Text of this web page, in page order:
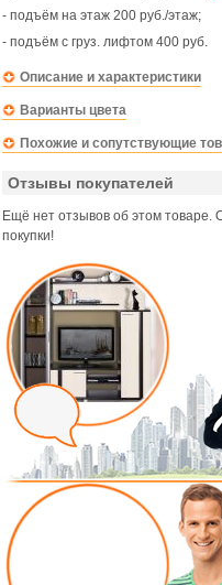
- подъём на этаж 200 руб./этаж;
- подъём с груз. лифтом 400 руб.
Описание и характеристики
Варианты цвета
Похожие и сопутствующие
Отзывы покупателей
Ещё нет отзывов об этом товаре.
покупки!